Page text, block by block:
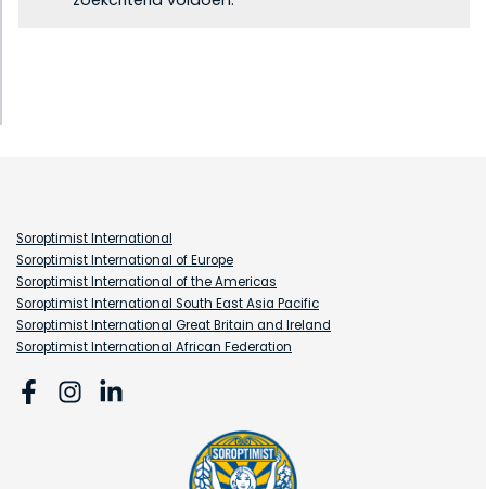
Soroptimist International
Soroptimist International of Europe
Soroptimist International of the Americas
Soroptimist International South East Asia Pacific
Soroptimist International Great Britain and Ireland
Soroptimist International African Federation